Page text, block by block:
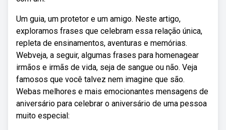
Um guia, um protetor e um amigo. Neste artigo,
exploramos frases que celebram essa relação única,
repleta de ensinamentos, aventuras e memórias.
Webveja, a seguir, algumas frases para homenagear
irmãos e irmãs de vida, seja de sangue ou não. Veja
famosos que você talvez nem imagine que são.
Webas melhores e mais emocionantes mensagens de
aniversário para celebrar o aniversário de uma pessoa
muito especial: